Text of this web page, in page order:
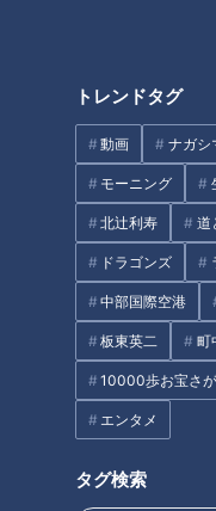
トレンドタグ
動画 ナガシ
モーニング
北辻利寿 道
ドラゴンズ
中部国際空港
板東英二 町
10000歩お宝さ
エンタメ
タグ検索
気分を上げたい！冬服の
リ化から脱するには？
チャント！